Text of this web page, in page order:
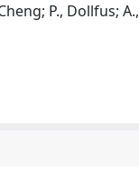
P., Dollfus; A.,